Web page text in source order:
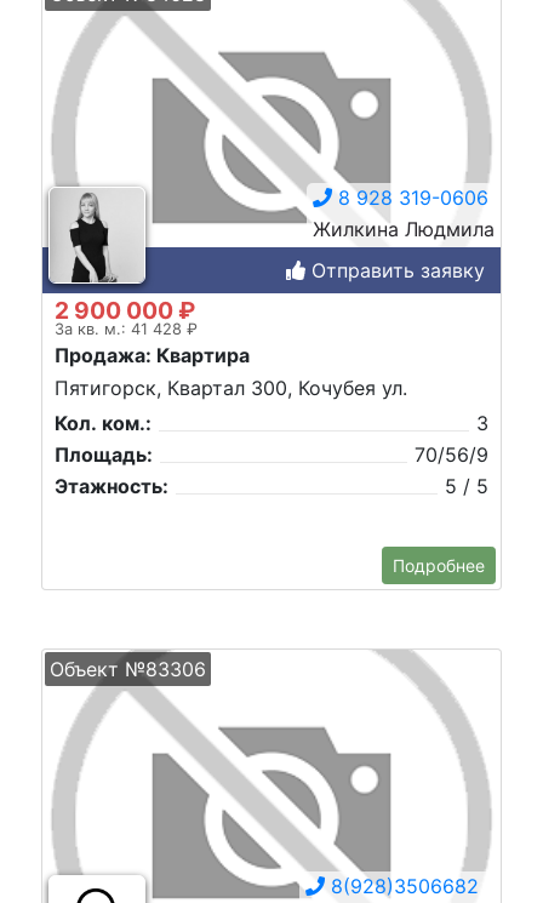
8 928 319-0606
Жилкина Людмила
Отправить заявку
2 900 000 ₽
За кв. м.: 41 428 ₽
Продажа: Квартира
Пятигорск, Квартал 300, Кочубея ул.
Кол. ком.:
3
Площадь:
70/56/9
Этажность:
5 / 5
Подробнее
Объект №83306
8(928)3506682